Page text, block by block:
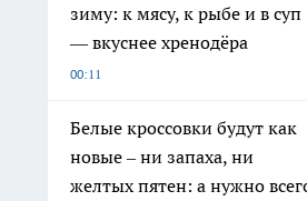
зиму: к мясу, к рыбе и в суп
— вкуснее хренодёра
00:11
Белые кроссовки будут как
новые – ни запаха, ни
желтых пятен: а нужно